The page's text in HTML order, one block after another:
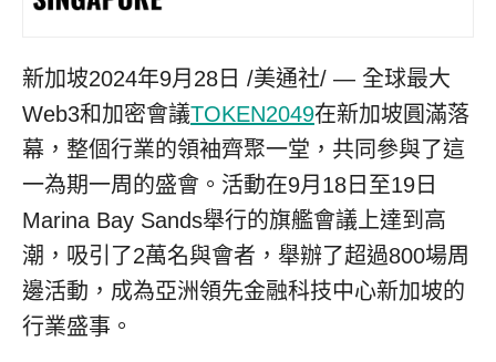
新加坡2024年9月28日 /美通社/ — 全球最大
Web3和加密會議TOKEN2049在新加坡圓滿落
幕，整個行業的領袖齊聚一堂，共同參與了這
一為期一周的盛會。活動在9月18日至19日
Marina Bay Sands舉行的旗艦會議上達到高
潮，吸引了2萬名與會者，舉辦了超過800場周
邊活動，成為亞洲領先金融科技中心新加坡的
行業盛事。